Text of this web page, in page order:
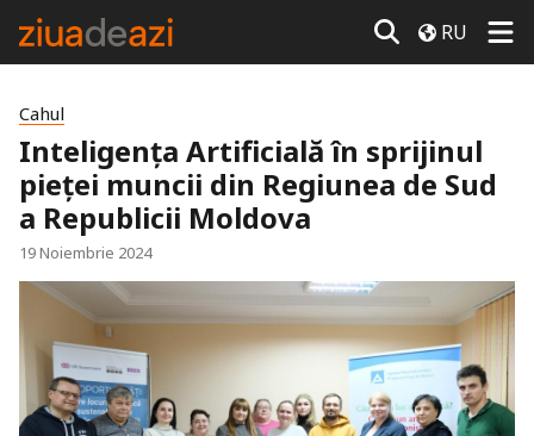
RU
Cahul
Inteligența Artificială în sprijinul
pieței muncii din Regiunea de Sud
a Republicii Moldova
19 Noiembrie 2024